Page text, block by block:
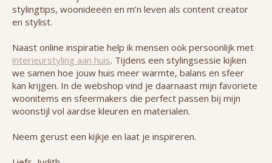
stylingtips, woonideeën en m’n leven als content creator
en stylist.
Naast online inspiratie help ik mensen ook persoonlijk met
interieurstyling aan huis. Tijdens een stylingsessie kijken
we samen hoe jouw huis meer warmte, balans en sfeer
kan krijgen. In de webshop vind je daarnaast mijn favoriete
woonitems en sfeermakers die perfect passen bij mijn
woonstijl vol aardse kleuren en materialen.
Neem gerust een kijkje en laat je inspireren.